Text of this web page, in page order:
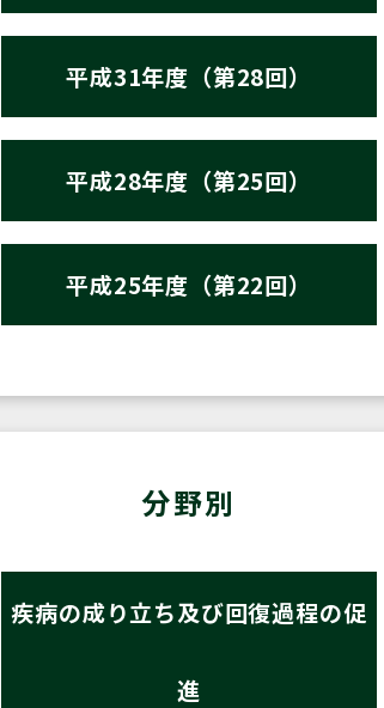
平成31年度（第28回）
平成28年度（第25回）
平成25年度（第22回）
分野別
疾病の成り立ち及び回復過程の促
進